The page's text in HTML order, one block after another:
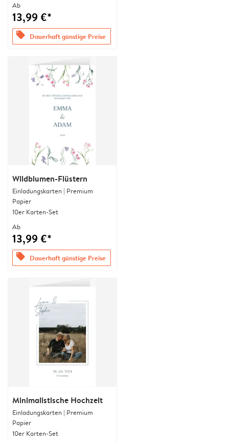
Ab
13,99 €*
offers Dauerhaft günstige Preise
Wildblumen-Flüstern
Einladungskarten | Premium
Papier
10er Karten-Set
Ab
13,99 €*
offers Dauerhaft günstige Preise
Minimalistische Hochzeit
Einladungskarten | Premium
Papier
10er Karten-Set